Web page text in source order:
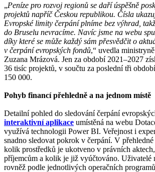
„Peníze pro rozvoj regionů se daří úspěšně
projektů napříč Českou republikou. Čísla
Evropské limity čerpání plníme bez výhrad,
do Bruselu nevracíme. Navíc jsme na webu
díky které se může každý sám přesvědčit o
v čerpání evropských fondů,“ uvedla
Zuzana Mrázová. Jen za období 2021–2027
36 tisíc projektů, v součtu za poslední tři
150 000.
Pohyb financí přehledně a na jednom místě
Detailní pohled do sledování čerpání
interaktivní aplikace umístěná na webu
využívá technologii Power BI. Veřejnost i
snadno sledovat pokrok v čerpání. V
kolik prostředků je ukotveno v právních
příjemcům a kolik je již vyúčtováno. Uživatelé
rovněž podle jednotlivých operačních